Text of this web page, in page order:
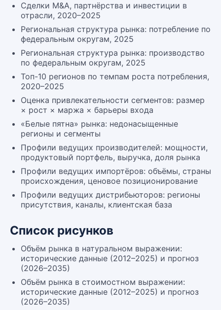
Сделки M&A, партнёрства и инвестиции в
отрасли, 2020–2025
Региональная структура рынка: потребление по
федеральным округам, 2025
Региональная структура рынка: производство
по федеральным округам, 2025
Топ-10 регионов по темпам роста потребления,
2020–2025
Оценка привлекательности сегментов: размер
× рост × маржа × барьеры входа
«Белые пятна» рынка: недонасыщенные
регионы и сегменты
Профили ведущих производителей: мощности,
продуктовый портфель, выручка, доля рынка
Профили ведущих импортёров: объёмы, страны
происхождения, ценовое позиционирование
Профили ведущих дистрибьюторов: регионы
присутствия, каналы, клиентская база
Список рисунков
Объём рынка в натуральном выражении:
исторические данные (2012–2025) и прогноз
(2026–2035)
Объём рынка в стоимостном выражении:
исторические данные (2012–2025) и прогноз
(2026–2035)